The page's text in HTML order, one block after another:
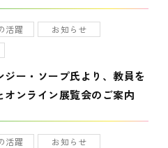
活躍
お知らせ
ー・ソープ氏より、教員を
オンライン展覧会のご案内
活躍 お知らせ